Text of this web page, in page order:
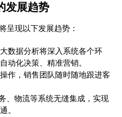
发展趋势
呈现以下发展趋势：
数据分析将深入系统各个环
动化决策、精准营销。
作，销售团队随时随地跟进客
、物流等系统无缝集成，实现
。